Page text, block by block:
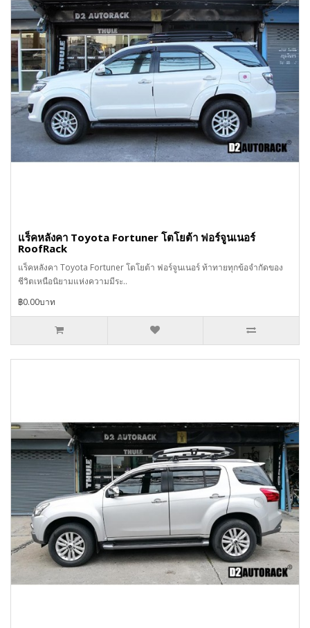
แร็คหลังคา Toyota Fortuner โตโยต้า ฟอร์จูนเนอร์
RoofRack
แร็คหลังคา Toyota Fortuner โตโยต้า ฟอร์จูนเนอร์ ท้าทายทุกข้อจำกัดของ
ชีวิตเหนือนิยามแห่งความมีระ..
฿0.00บาท